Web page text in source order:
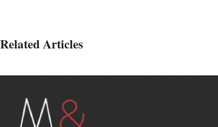
Related Articles